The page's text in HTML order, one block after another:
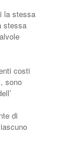
la stessa
stessa
costi
sono
di